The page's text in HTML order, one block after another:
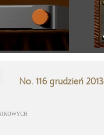
No. 116 grudzień 2013